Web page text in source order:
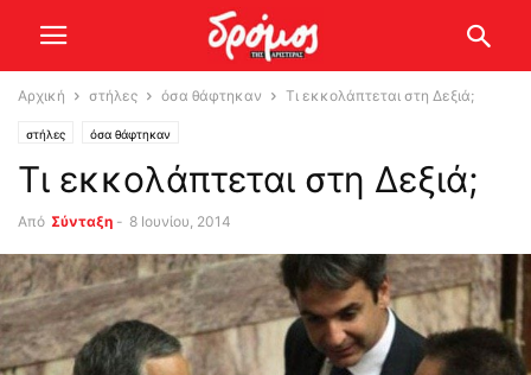
Αρχική στήλες όσα θάφτηκαν Τι εκκολάπτεται στη Δεξιά;
στήλες όσα θάφτηκαν
Τι εκκολάπτεται στη Δεξιά;
Από Σύνταξη - 8 Ιουνίου, 2014